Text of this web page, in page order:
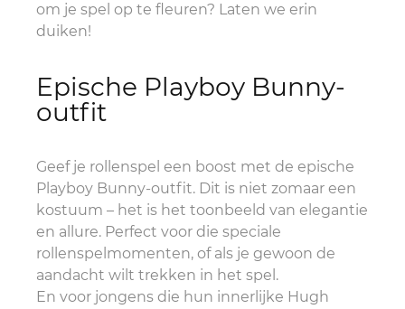
om je spel op te fleuren? Laten we erin
duiken!
Epische Playboy Bunny-
outfit
Geef je rollenspel een boost met de epische
Playboy Bunny-outfit. Dit is niet zomaar een
kostuum – het is het toonbeeld van elegantie
en allure. Perfect voor die speciale
rollenspelmomenten, of als je gewoon de
aandacht wilt trekken in het spel.
En voor jongens die hun innerlijke Hugh